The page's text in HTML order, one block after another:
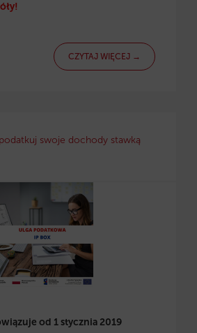
CZYTAJ WIĘCEJ →
swoje dochody stawką
od 1 stycznia 2019